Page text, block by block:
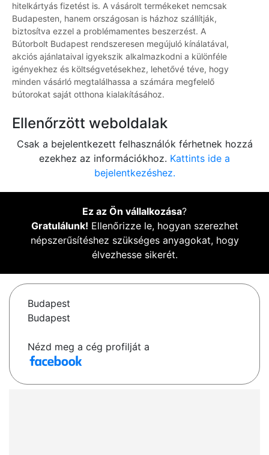
hitelkártyás fizetést is. A vásárolt termékeket nemcsak
Budapesten, hanem országosan is házhoz szállítják,
biztosítva ezzel a problémamentes beszerzést. A
Bútorbolt Budapest rendszeresen megújuló kínálatával,
akciós ajánlataival igyekszik alkalmazkodni a különféle
igényekhez és költségvetésekhez, lehetővé téve, hogy
minden vásárló megtalálhassa a számára megfelelő
bútorokat saját otthona kialakításához.
Ellenőrzött weboldalak
Csak a bejelentkezett felhasználók férhetnek hozzá
ezekhez az információkhoz. Kattints ide a
bejelentkezéshez.
Ez az Ön vállalkozása?
Gratulálunk! Ellenőrizze le, hogyan szerezhet
népszerűsítéshez szükséges anyagokat, hogy
élvezhesse sikerét.
Budapest
Budapest
Nézd meg a cég profilját a